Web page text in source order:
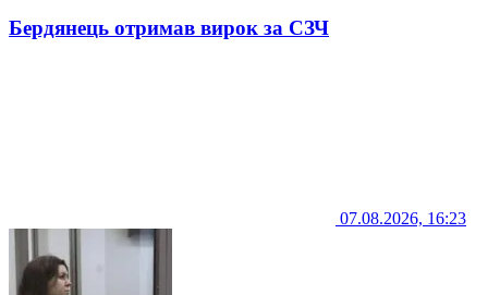
Бердянець отримав вирок за СЗЧ
07.08.2026, 16:23